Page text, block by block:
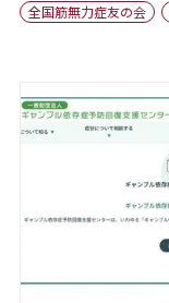
会社概要
全国筋無力症友の会